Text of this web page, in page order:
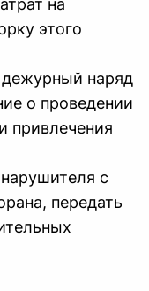
на
этого
дежурный наряд
о проведении
привлечения
с
передать